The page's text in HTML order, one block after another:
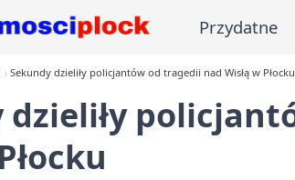
Przydatne
Sekundy dzieliły policjantów od tragedii nad Wisłą w Płocku
dzieliły